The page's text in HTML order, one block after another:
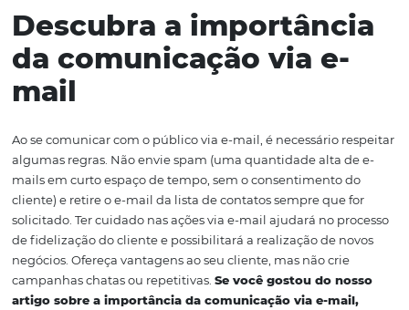
o funcionamento dos serviços prestados (como horários
check-in e check-out) e fornecer informações diversas.
Entretanto, utilizar o e-mail para melhorar o
com os seus hóspedes pode ser uma excelente solução
clientes pensam a respeito dos seus serviços. Realize
de opinião e solicite sugestões aos seus clientes sobre o
pode ser melhorado no hotel. Você também poderá
e-mail de cortesia, dizendo que foi um prazer recebê-los
durante o período de suas hospedagens. Esse tipo de
colabora não só para um
atendimento eficiente, como
estreitar os vínculos com o seu público.